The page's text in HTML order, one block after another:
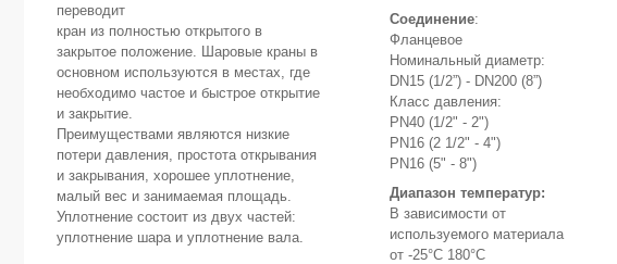
переводит
кран из полностью открытого в
закрытое положение. Шаровые краны в
основном используются в местах, где
необходимо частое и быстрое открытие
и закрытие.
Преимуществами являются низкие
потери давления, простота открывания
и закрывания, хорошее уплотнение,
малый вес и занимаемая площадь.
Уплотнение состоит из двух частей:
уплотнение шара и уплотнение вала.
Соединение:
Фланцевое
Номинальный диаметр:
DN15 (1/2”) - DN200 (8”)
Класс давления:
PN40 (1/2" - 2")
PN16 (2 1/2" - 4")
PN16 (5" - 8")
Диапазон температур:
В зависимости от
используемого материала
от -25°C 180°C